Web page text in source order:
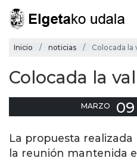
Inicio noticias Colocada la
Colocada la
MARZO 09
La propuesta realizada
la reunión mantenida